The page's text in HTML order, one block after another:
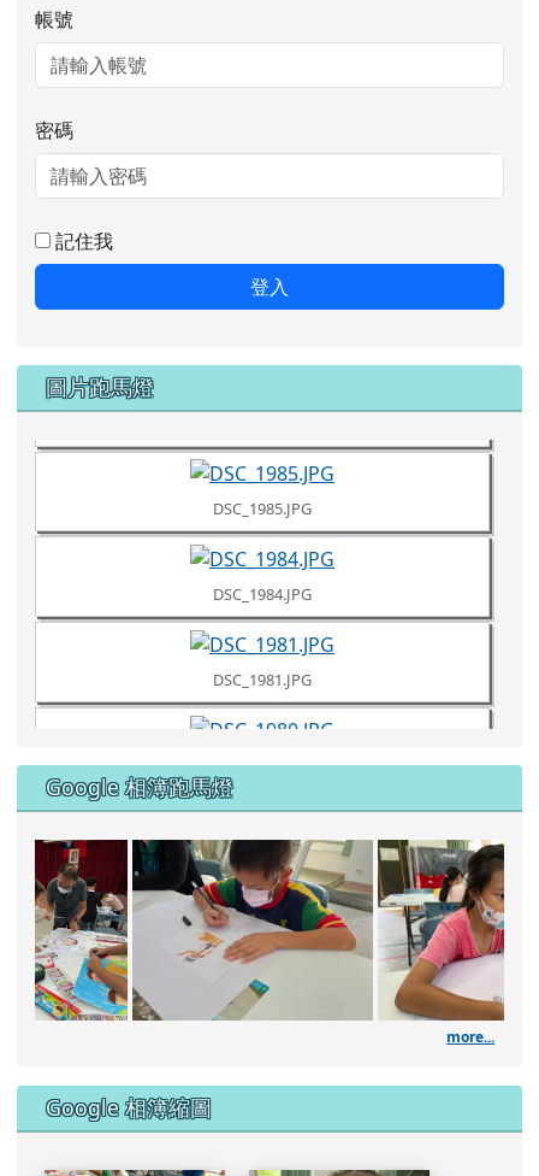
帳號
密碼
記住我
登入
圖片跑馬燈
DSC_1987.JPG
DSC_1985.JPG
DSC_1984.JPG
DSC_1981.JPG
DSC_1980.JPG
DSC_1960.JPG
DSC_1957.JPG
Google 相簿跑馬燈
111學年度藝術深耕繪畫課
111學年度
more...
Google 相簿縮圖